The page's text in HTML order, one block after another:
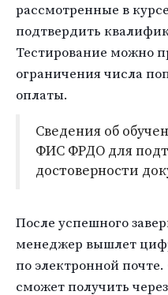
рассмотренные в
подтвердить
Тестирование можно
ограничения числа
оплаты.
Сведения об
ФИС ФРДО для
достоверности
После успешного
менеджер вышлет
по электронной
сможет получить